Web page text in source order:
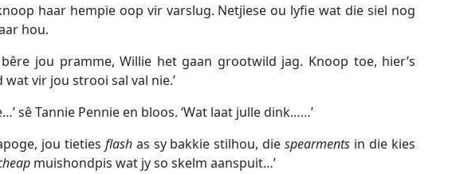
haar hempie oop vir varslug. Netjiese ou lyfie wat die siel nog
hou.
bêre jou pramme, Willie het gaan grootwild jag. Knoop toe, hier’s
wat vir jou strooi sal val nie.’
sê Tannie Pennie en bloos. ‘Wat laat julle dink……’
jou tieties flashas sy bakkie stilhou, diespearments in die kies
muishondpis wat jy so skelm aanspuit…’